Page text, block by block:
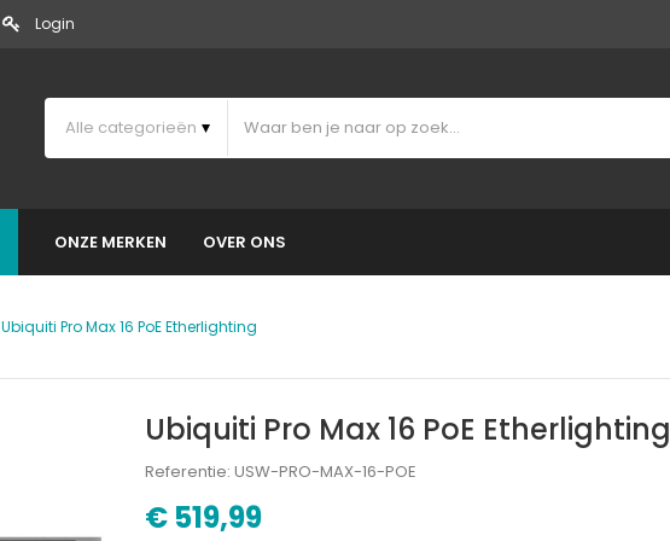
Login
ONZE MERKEN OVER ONS
Ubiquiti Pro Max 16 PoE Etherlighting
Ubiquiti Pro Max 16 PoE Etherlighting
Referentie: USW-PRO-MAX-16-POE
€ 519,99